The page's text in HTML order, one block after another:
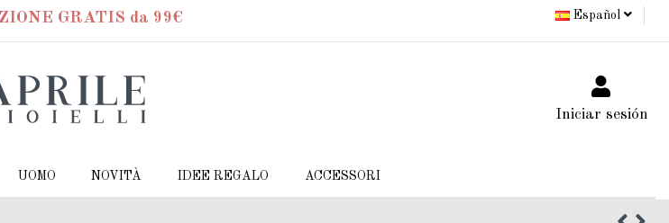
GRATIS da 99€ Español
Iniciar sesión
UOMO NOVITÀ IDEE REGALO ACCESSORI